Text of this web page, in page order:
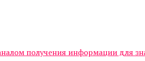
получения информации для